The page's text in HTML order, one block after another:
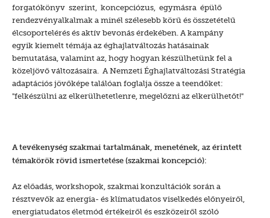
forgatókönyv szerint, koncepciózus, egymásra épülő
rendezvényalkalmak a minél szélesebb körű és összetételű
élcsoportelérés és aktív bevonás érdekében. A kampány
egyik kiemelt témája az éghajlatváltozás hatásainak
bemutatása, valamint az, hogy hogyan készülhetünk fel a
közeljövő változásaira. A Nemzeti Éghajlatváltozási Stratégia
adaptációs jövőképe találóan foglalja össze a teendőket:
"felkészülni az elkerülhetetlenre, megelőzni az elkerülhetőt!"
A tevékenység szakmai tartalmának, menetének, az érintett
témakörök rövid ismertetése (szakmai koncepció):
Az előadás, workshopok, szakmai konzultációk során a
résztvevők az energia- és klímatudatos viselkedés előnyeiről,
energiatudatos életmód értékeiről és eszközeiről szóló